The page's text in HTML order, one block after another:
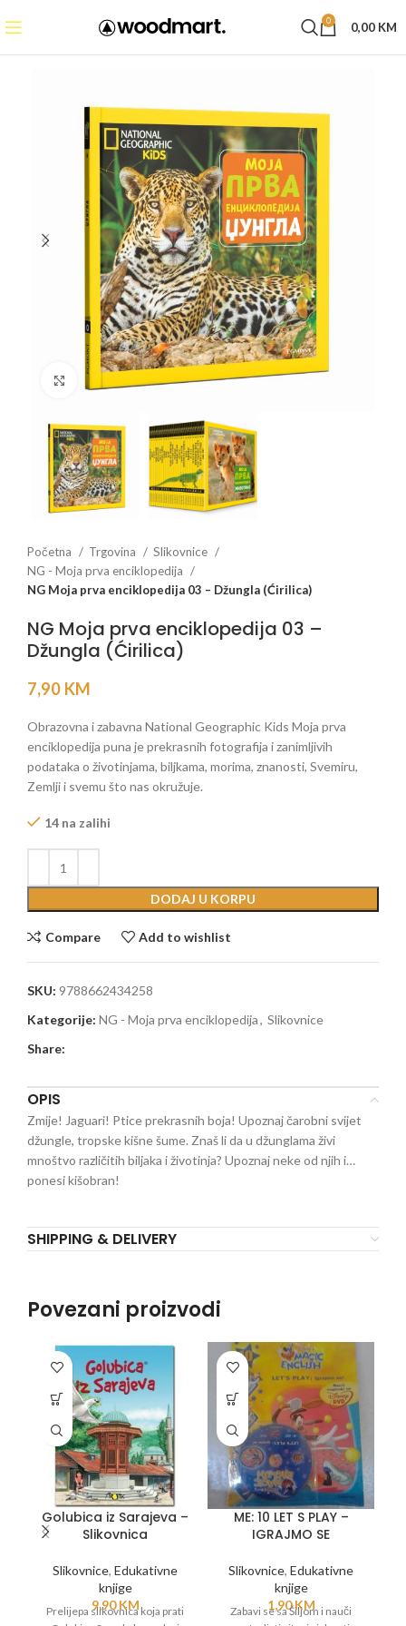
0 0,00 KM
Click to enlarge
Početna Trgovina
Slikovnice
NG - Moja prva enciklopedija
NG Moja prva enciklopedija 03 – Džungla (Ćirilica)
NG Moja prva enciklopedija 03 –
Džungla (Ćirilica)
7,90 KM
Obrazovna i zabavna National Geographic Kids Moja prva
enciklopedija puna je prekrasnih fotografija i zanimljivih
podataka o životinjama, biljkama, morima, znanosti, Svemiru,
Zemlji i svemu što nas okružuje.
14 na zalihi
DODAJ U KORPU
Compare Add to wishlist
SKU: 9788662434258
Kategorije: NG - Moja prva enciklopedija, Slikovnice
Share:
OPIS
Zmije! Jaguari! Ptice prekrasnih boja! Upoznaj čarobni svijet
džungle, tropske kišne šume. Znaš li da u džunglama živi
mnoštvo različitih biljaka i životinja? Upoznaj neke od njih i…
ponesi kišobran!
SHIPPING & DELIVERY
Povezani proizvodi
Golubica iz Sarajeva –
Slikovnica
Slikovnice, Edukativne
knjige
9,90KM
Prelijepa slikovnica koja prati
ME: 10 LET S PLAY –
IGRAJMO SE
Slikovnice, Edukativne
knjige
1,90KM
Zabavi se sa Šiljom i nauči